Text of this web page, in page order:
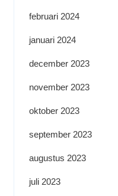
februari 2024
januari 2024
december 2023
november 2023
oktober 2023
september 2023
augustus 2023
juli 2023